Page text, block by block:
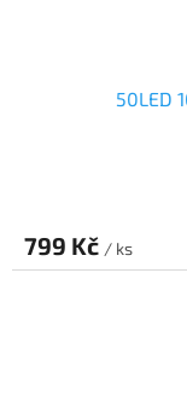
50LED
799 Kč / ks